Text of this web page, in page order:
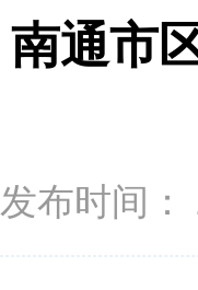
南通市
发布时间：